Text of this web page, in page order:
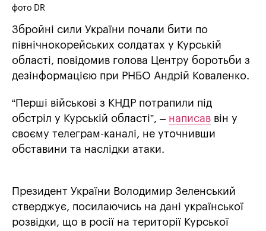
фото DR
Збройні сили України почали бити по
північнокорейських солдатах у Курській
області, повідомив голова Центру боротьби з
дезінформацією при РНБО Андрій Коваленко.
“Перші військові з КНДР потрапили під
обстріл у Курській області”, – написав він у
своєму телеграм-каналі, не уточнивши
обставини та наслідки атаки.
Президент України Володимир Зеленський
стверджує, посилаючись на дані української
розвідки, що в росії на території Курської